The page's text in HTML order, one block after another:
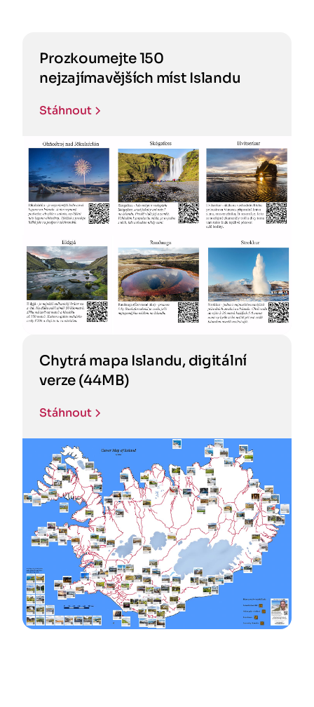
Prozkoumejte 150
nejzajímavějších míst Islandu
Stáhnout
Chytrá mapa Islandu, digitální
verze (44MB)
Stáhnout